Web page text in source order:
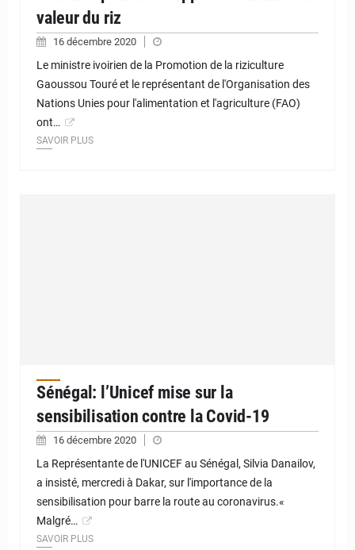
valeur du riz
16 décembre 2020
Le ministre ivoirien de la Promotion de la riziculture
Gaoussou Touré et le représentant de l'Organisation des
Nations Unies pour l'alimentation et l'agriculture (FAO)
ont…
SAVOIR PLUS
Sénégal: l’Unicef mise sur la
sensibilisation contre la Covid-19
16 décembre 2020
La Représentante de l'UNICEF au Sénégal, Silvia Danailov,
a insisté, mercredi à Dakar, sur l'importance de la
sensibilisation pour barre la route au coronavirus.«
Malgré…
SAVOIR PLUS